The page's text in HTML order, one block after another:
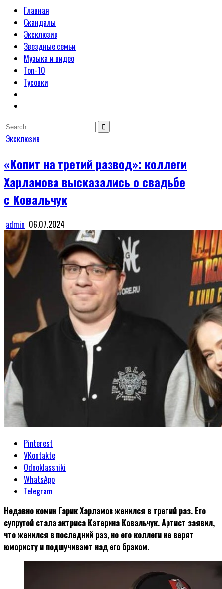
Главная
Скандалы
Эксклюзив
Звездные семьи
Музыка и видео
Топ-10
Тусовки
Search
for:
Posted
Эксклюзив
«Копит на третий развод»: коллеги
Харламова высказались о свадьбе
с Ковальчук
admin 06.07.2024
Pinterest
VKontakte
Odnoklassniki
WhatsApp
Telegram
Недавно комик Гарик Харламов женился в третий раз. Его
супругой стала актриса Катерина Ковальчук. Артист заявил,
что женился в последний раз, но его коллеги не верят
юмористу и подшучивают над его браком.